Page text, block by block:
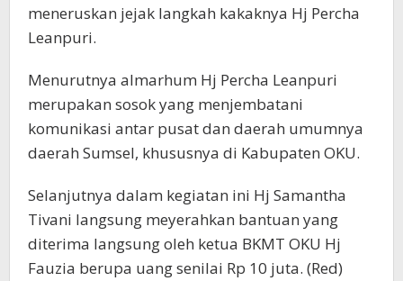
meneruskan jejak langkah kakaknya Hj Percha
Leanpuri.
Menurutnya almarhum Hj Percha Leanpuri
merupakan sosok yang menjembatani
komunikasi antar pusat dan daerah umumnya
daerah Sumsel, khususnya di Kabupaten OKU.
Selanjutnya dalam kegiatan ini Hj Samantha
Tivani langsung meyerahkan bantuan yang
diterima langsung oleh ketua BKMT OKU Hj
Fauzia berupa uang senilai Rp 10 juta. (Red)